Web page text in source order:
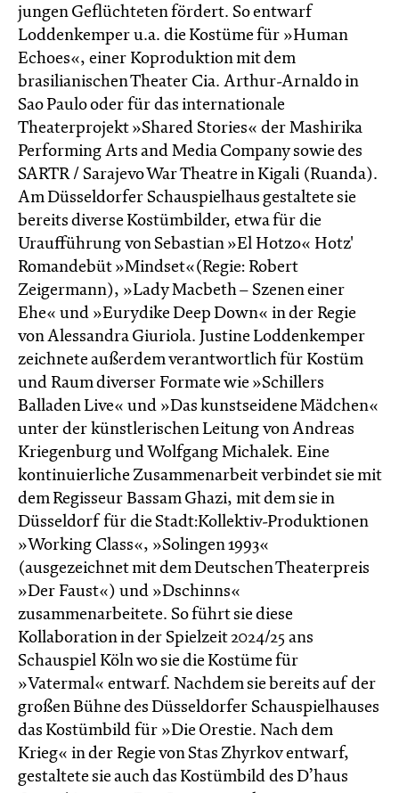
jungen Geflüchteten fördert. So entwarf
Loddenkemper u.a. die Kostüme für »Human
Echoes«, einer Koproduktion mit dem
brasilianischen Theater Cia. Arthur-Arnaldo in
Sao Paulo oder für das internationale
Theaterprojekt »Shared Stories« der Mashirika
Performing Arts and Media Company sowie des
SARTR / Sarajevo War Theatre in Kigali (Ruanda).
Am Düsseldorfer Schauspielhaus gestaltete sie
bereits diverse Kostümbilder, etwa für die
Uraufführung von Sebastian »El Hotzo« Hotz'
Romandebüt »Mindset«(Regie: Robert
Zeigermann), »Lady Macbeth – Szenen einer
Ehe« und »Eurydike Deep Down« in der Regie
von Alessandra Giuriola. Justine Loddenkemper
zeichnete außerdem verantwortlich für Kostüm
und Raum diverser Formate wie »Schillers
Balladen Live« und »Das kunstseidene Mädchen«
unter der künstlerischen Leitung von Andreas
Kriegenburg und Wolfgang Michalek. Eine
kontinuierliche Zusammenarbeit verbindet sie mit
dem Regisseur Bassam Ghazi, mit dem sie in
Düsseldorf für die Stadt:Kollektiv-Produktionen
»Working Class«, »Solingen 1993«
(ausgezeichnet mit dem Deutschen Theaterpreis
»Der Faust«) und »Dschinns«
zusammenarbeitete. So führt sie diese
Kollaboration in der Spielzeit 2024/25 ans
Schauspiel Köln wo sie die Kostüme für
»Vatermal« entwarf. Nachdem sie bereits auf der
großen Bühne des Düsseldorfer Schauspielhauses
das Kostümbild für »Die Orestie. Nach dem
Krieg« in der Regie von Stas Zhyrkov entwarf,
gestaltete sie auch das Kostümbild des D’haus